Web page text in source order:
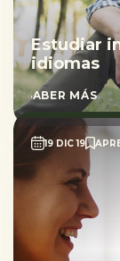
Estudiar
idiomas
SABER MÁS
19 DIC 19